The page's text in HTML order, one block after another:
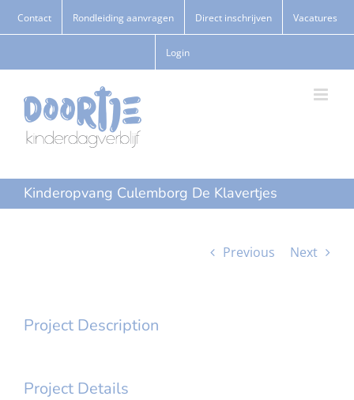
naar
Contact Rondleiding aanvragen Direct inschrijven Vacatures
Login
Kinderopvang Culemborg De Klavertjes
Previous Next
Project Description
Project Details